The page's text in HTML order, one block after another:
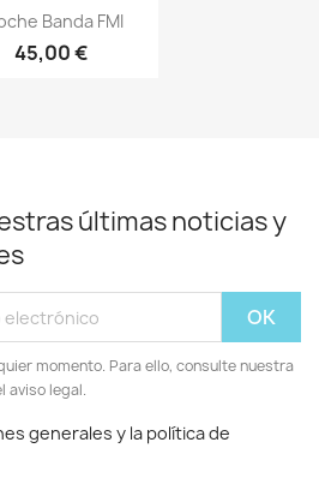
Vista rápida
Banda FMI
45,00 €
últimas noticias y
momento. Para ello, consulte nuestra
aviso legal.
generales y la política de